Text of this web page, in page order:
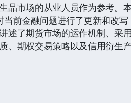
品市场的从业人员作为参考。
当前金融问题进行了更新和改
述了期货市场的运作机制、采
、期权交易策略以及信用衍生